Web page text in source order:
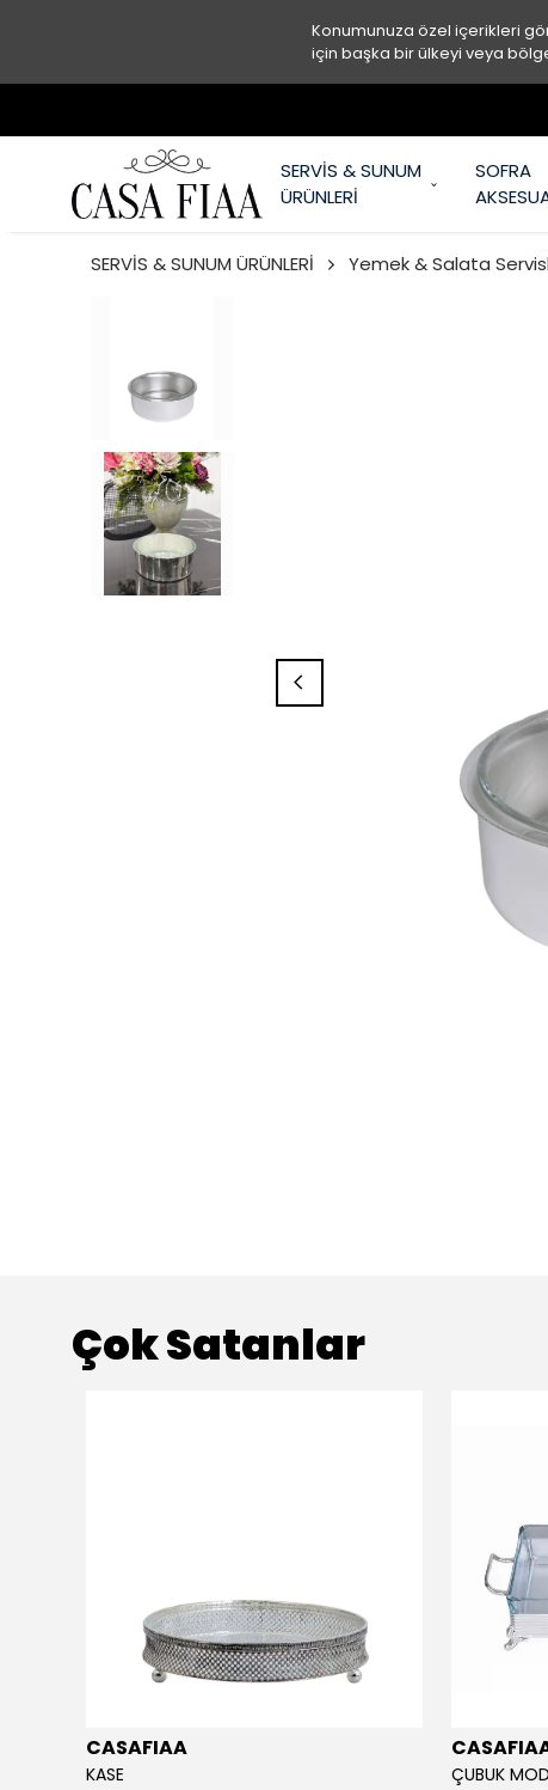
Konumunuza özel içerikleri
için başka bir ülkeyi veya
SERVİS & SUNUM
ÜRÜNLERİ
SOFRA
SERVİS & SUNUM ÜRÜNLERİ Yemek & Salata
Çok Satanlar
CASAFIAA
KASE ÇUBUK